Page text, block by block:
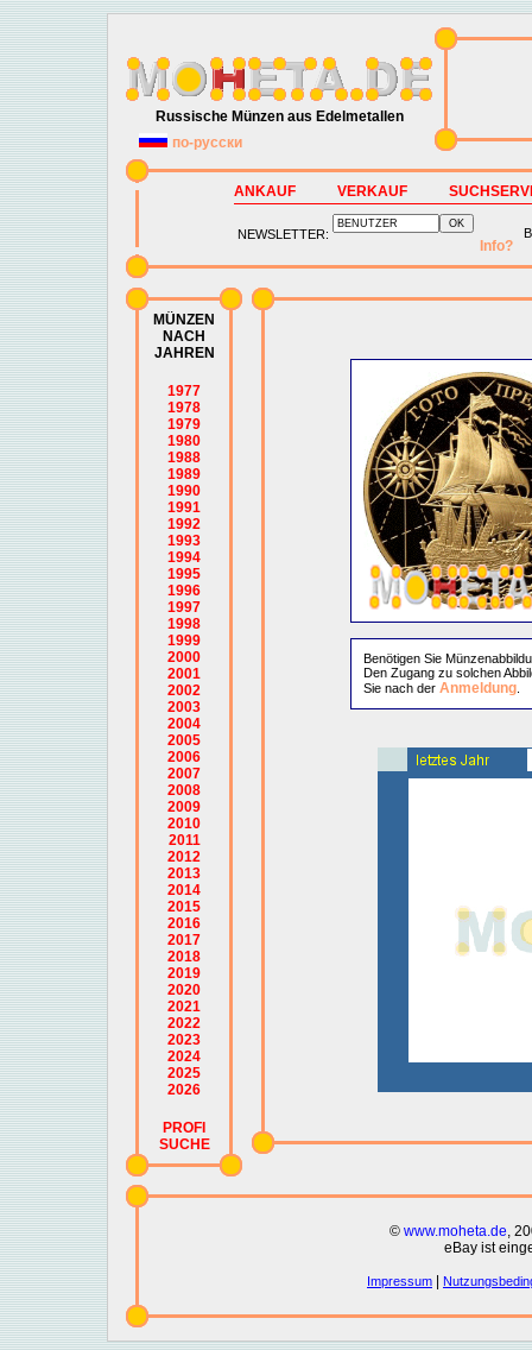
Russische Münzen aus Edelmetallen
по-русски
ANKAUF VERKAUF
NEWSLETTER:
Info?
MÜNZEN
NACH
JAHREN
1977
1978
1979
1980
1988
1989
1990
1991
1992
1993
1994
1995
1996
1997
1998
1999
2000
2001
2002
2003
2004
2005
2006
2007
2008
2009
2010
2011
2012
2013
2014
2015
2016
2017
2018
2019
2020
2021
2022
2023
2024
2025
2026
PROFI
SUCHE
Benötigen Sie
Den Zugang zu solchen
Sie nach der Anmeldung.
© www.moheta.de,
eBay ist
Impressum